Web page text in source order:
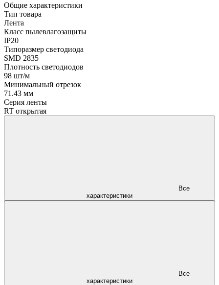
Общие характеристики
Тип товара
Лента
Класс пылевлагозащиты
IP20
Типоразмер светодиода
SMD 2835
Плотность светодиодов
98 шт/м
Минимальный отрезок
71.43 мм
Серия ленты
RT открытая
характеристики
характеристики